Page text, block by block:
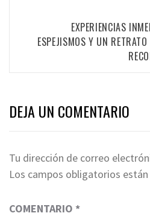
EXPERIENCIAS
ESPEJISMOS Y UN
DEJA UN COMENTARIO
Tu dirección de correo
Los campos obligatorios
COMENTARIO *